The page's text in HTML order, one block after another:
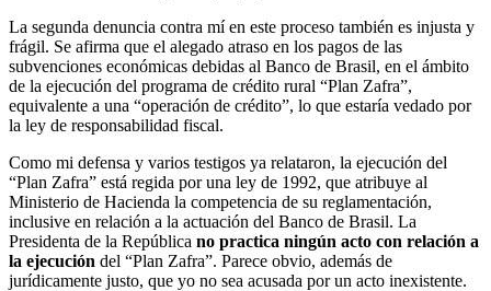
La segunda denuncia contra mí en este proceso también es injusta y
frágil. Se afirma que el alegado atraso en los pagos de las
subvenciones económicas debidas al Banco de Brasil, en el ámbito
de la ejecución del programa de crédito rural “Plan Zafra”,
equivalente a una “operación de crédito”, lo que estaría vedado por
la ley de responsabilidad fiscal.
Como mi defensa y varios testigos ya relataron, la ejecución del
“Plan Zafra” está regida por una ley de 1992, que atribuye al
Ministerio de Hacienda la competencia de su reglamentación,
inclusive en relación a la actuación del Banco de Brasil. La
Presidenta de la República no practica ningún acto con relación a
la ejecución del “Plan Zafra”. Parece obvio, además de
jurídicamente justo, que yo no sea acusada por un acto inexistente.